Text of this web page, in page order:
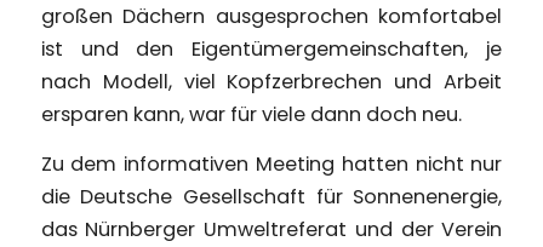
großen Dächern ausgesprochen komfortabel
ist und den Eigentümergemeinschaften, je
nach Modell, viel Kopfzerbrechen und Arbeit
ersparen kann, war für viele dann doch neu.
Zu dem informativen Meeting hatten nicht nur
die Deutsche Gesellschaft für Sonnenenergie,
das Nürnberger Umweltreferat und der Verein